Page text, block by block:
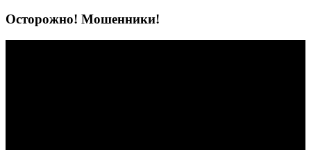
Осторожно! Мошенники!